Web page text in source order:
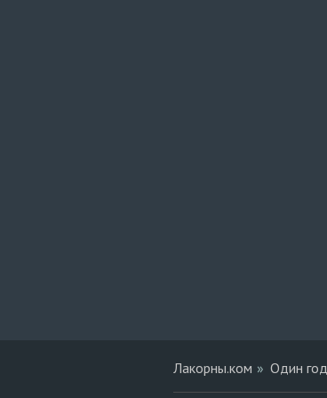
Лакорны.ком Один год